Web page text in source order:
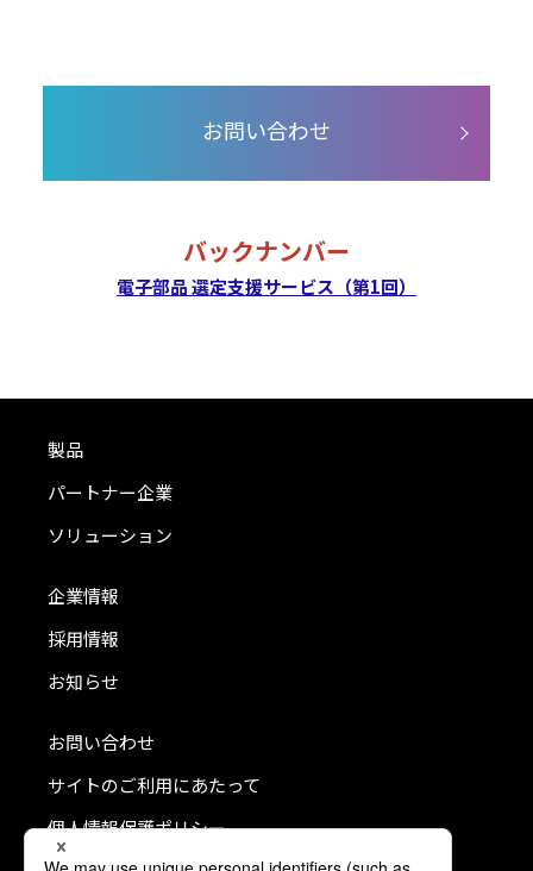
お問い合わせ
バックナンバー
電子部品 選定支援サービス（第1回）
製品
パートナー企業
ソリューション
企業情報
採用情報
お知らせ
お問い合わせ
サイトのご利用にあたって
個人情報保護ポリシー